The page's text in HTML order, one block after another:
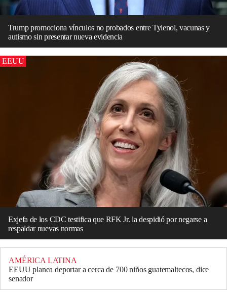
Trump promociona vínculos no probados entre Tylenol, vacunas y
autismo sin presentar nueva evidencia
EEUU
Exjefa de los CDC testifica que RFK Jr. la despidió por negarse a
respaldar nuevas normas
AMÉRICA LATINA
EEUU planea deportar a cerca de 700 niños guatemaltecos, dice
senador